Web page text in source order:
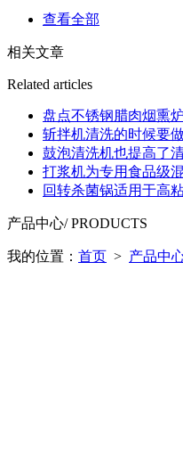
查看全部
相关文章
Related articles
盘点不锈钢腊肉烟熏
斩拌机清洗的时候要
鼓泡清洗机也提高了
打浆机为专用食品级
回转杀菌锅适用于高
产品中心/ PRODUCTS
我的位置： 首页 > 产品中